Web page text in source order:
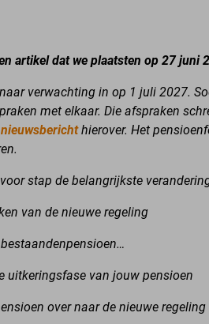
artikel dat we plaatsten op 27 juni
verwachting in op 1 juli 2027.
met elkaar. Die afspraken
nieuwsbericht hierover. Het
stap de belangrijkste
van de nieuwe regeling
uitkeringsfase van jouw pensioen
over naar de nieuwe regeling